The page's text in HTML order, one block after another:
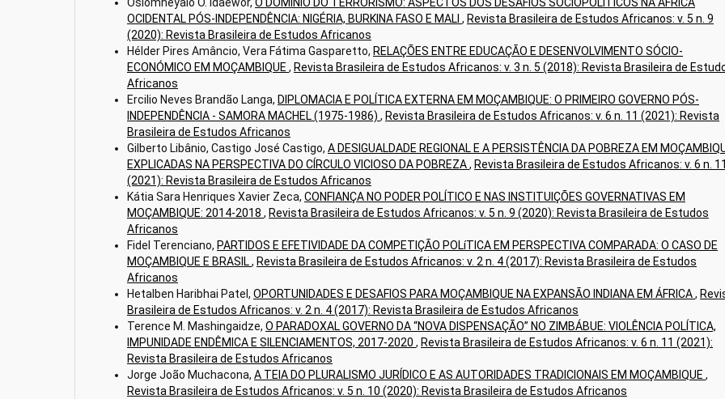
OCIDENTAL PÓS-INDEPENDÊNCIA: NIGÉRIA, BURKINA FASO E MALI , Revista Brasileira de Estudos Africanos: v. 5 n. 9
(2020): Revista Brasileira de Estudos Africanos
Hélder Pires Amâncio, Vera Fátima Gasparetto, RELAÇÕES ENTRE EDUCAÇÃO E DESENVOLVIMENTO SÓCIO-
ECONÓMICO EM MOÇAMBIQUE , Revista Brasileira de Estudos Africanos: v. 3 n. 5 (2018): Revista Brasileira de
Africanos
Ercilio Neves Brandão Langa, DIPLOMACIA E POLÍTICA EXTERNA EM MOÇAMBIQUE: O PRIMEIRO GOVERNO PÓS-
INDEPENDÊNCIA - SAMORA MACHEL (1975-1986) , Revista Brasileira de Estudos Africanos: v. 6 n. 11 (2021): Revista
Brasileira de Estudos Africanos
Gilberto Libânio, Castigo José Castigo, A DESIGUALDADE REGIONAL E A PERSISTÊNCIA DA POBREZA EM
EXPLICADAS NA PERSPECTIVA DO CÍRCULO VICIOSO DA POBREZA, Revista Brasileira de Estudos Africanos: v. 6 n. 11
(2021): Revista Brasileira de Estudos Africanos
Kátia Sara Henriques Xavier Zeca, CONFIANÇA NO PODER POLÍTICO E NAS INSTITUIÇÕES GOVERNATIVAS EM
MOÇAMBIQUE: 2014-2018 , Revista Brasileira de Estudos Africanos: v. 5 n. 9 (2020): Revista Brasileira de Estudos
Africanos
Fidel Terenciano, PARTIDOS E EFETIVIDADE DA COMPETIÇÃO POLíTICA EM PERSPECTIVA COMPARADA: O CASO DE
MOÇAMBIQUE E BRASIL, Revista Brasileira de Estudos Africanos: v. 2 n. 4 (2017): Revista Brasileira de Estudos
Africanos
Hetalben Haribhai Patel, OPORTUNIDADES E DESAFIOS PARA MOÇAMBIQUE NA EXPANSÃO INDIANA EM ÁFRICA,
Brasileira de Estudos Africanos: v. 2 n. 4 (2017): Revista Brasileira de Estudos Africanos
Terence M. Mashingaidze, O PARADOXAL GOVERNO DA “NOVA DISPENSAÇÃO” NO ZIMBÁBUE: VIOLÊNCIA POLÍTICA,
IMPUNIDADE ENDÊMICA E SILENCIAMENTOS, 2017-2020 , Revista Brasileira de Estudos Africanos: v. 6 n. 11 (2021):
Revista Brasileira de Estudos Africanos
Jorge João Muchacona, A TEIA DO PLURALISMO JURÍDICO E AS AUTORIDADES TRADICIONAIS EM MOÇAMBIQUE ,
Revista Brasileira de Estudos Africanos: v. 5 n. 10 (2020): Revista Brasileira de Estudos Africanos